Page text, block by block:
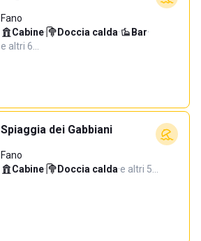
Fano
Cabine· Doccia calda· Bar·
e altri 6…
Spiaggia dei Gabbiani
Fano
Cabine· Doccia calda·e altri 5…